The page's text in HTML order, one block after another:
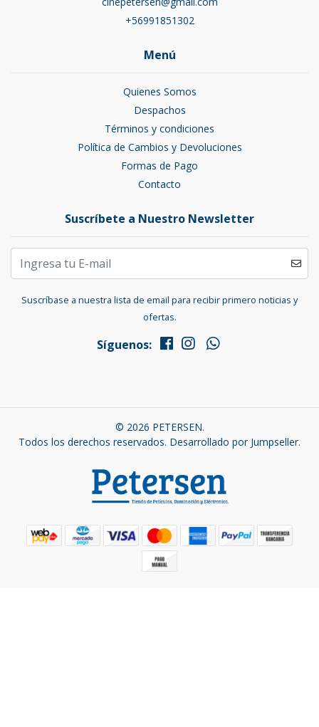
+56991851302
Menú
Quienes Somos
Despachos
Términos y condiciones
Política de Cambios y Devoluciones
Formas de Pago
Contacto
Suscríbete a Nuestro Newsletter
Suscríbase a nuestra lista de email para recibir primero noticias y
ofertas.
Síguenos:
© 2026 PETERSEN.
Todos los derechos reservados. Desarrollado por Jumpseller.